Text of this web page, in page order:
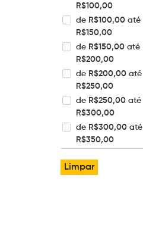
R$100,00
de R$100,00 até
R$150,00
de R$150,00 até
R$200,00
de R$200,00 até
R$250,00
de R$250,00 até
R$300,00
de R$300,00 até
R$350,00
Limpar